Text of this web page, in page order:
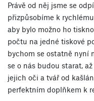
Právě od něj jsme se
přizpůsobíme k
aby bylo možno ho
počtu na jedné tiskové
bychom se ostatně nyní
se o nás budou starat,
jejich oči a tvář od
perfektním doplňkem k